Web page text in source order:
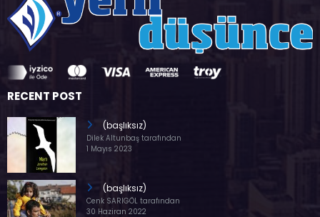
RECENT POST
(başlıksız)
Dilek Altunbaş tarafından
1 Mayıs 2023
(başlıksız)
Cenk SARIGÖL tarafından
30 Haziran 2022